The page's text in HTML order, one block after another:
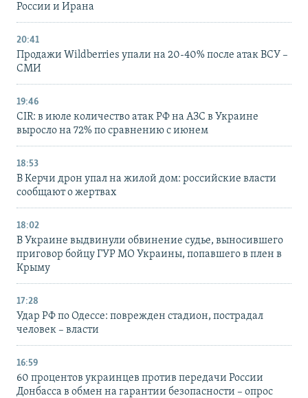
России и Ирана
20:41
Продажи Wildberries упали на 20-40% после атак ВСУ –
СМИ
19:46
CIR: в июле количество атак РФ на АЗС в Украине
выросло на 72% по сравнению с июнем
18:53
В Керчи дрон упал на жилой дом: российские власти
сообщают о жертвах
18:02
В Украине выдвинули обвинение судье, выносившего
приговор бойцу ГУР МО Украины, попавшего в плен в
Крыму
17:28
Удар РФ по Одессе: поврежден стадион, пострадал
человек – власти
16:59
60 процентов украинцев против передачи России
Донбасса в обмен на гарантии безопасности – опрос